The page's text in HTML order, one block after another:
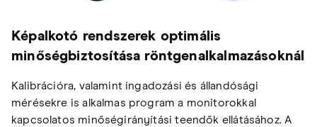
Képalkotó rendszerek optimális
minőségbiztosítása röntgenalkalmazásoknál
Kalibrációra, valamint ingadozási és állandósági
mérésekre is alkalmas program a monitorokkal
kapcsolatos minőségirányítási teendők ellátásához. A